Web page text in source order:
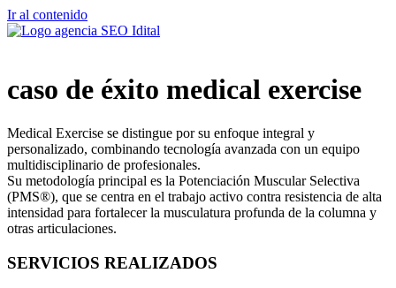
Ir al contenido
caso de éxito medical exercise
Medical Exercise se distingue por su enfoque integral y
personalizado, combinando tecnología avanzada con un equipo
multidisciplinario de profesionales.
Su metodología principal es la Potenciación Muscular Selectiva
(PMS®), que se centra en el trabajo activo contra resistencia de alta
intensidad para fortalecer la musculatura profunda de la columna y
otras articulaciones.
SERVICIOS REALIZADOS